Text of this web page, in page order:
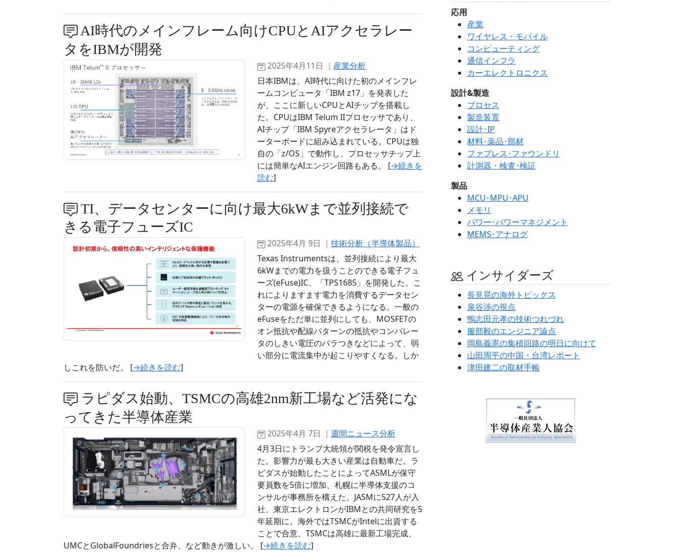
AI時代のメインフレーム向けCPUとAIアクセラレー
タをIBMが開発
2025年4月11日 ｜ 産業分析
日本IBMは、AI時代に向けた初のメインフレ
ームコンピュータ「IBM z17」を発表した
が、ここに新しいCPUとAIチップを搭載し
た。CPUはIBM Telum IIプロセッサであり、
AIチップ「IBM Spyreアクセラレータ」はド
ーターボードに組み込まれている。CPUは独
自の「z/OS」で動作し、プロセッサチップ上
には簡単なAIエンジン回路もある。 [→続きを
読む]
TI、データセンターに向け最大6kWまで並列接続で
きる電子フューズIC
2025年4月 9日 ｜ 技術分析（半導体製品）
Texas Instrumentsは、並列接続により最大
6kWまでの電力を扱うことのできる電子フュ
ーズ(eFuse)IC、「TPS1685」を開発した。こ
れによりますます電力を消費するデータセン
ターの電源を確保できるようになる。一般の
eFuseをただ単に並列にしても、MOSFETの
オン抵抗や配線パターンの抵抗やコンパレー
タのしきい電圧のバラつきなどによって、弱
い部分に電流集中が起こりやすくなる。しか
しこれを防いだ。 [→続きを読む]
ラピダス始動、TSMCの高雄2nm新工場など活発にな
ってきた半導体産業
2025年4月 7日 ｜ 週間ニュース分析
4月3日にトランプ大統領が関税を発令宣言し
た。影響力が最も大きい産業は自動車だ。ラ
ピダスが始動したことによってASMLが保守
要員数を5倍に増加、札幌に半導体支援のコ
ンサルが事務所を構えた。JASMに527人が入
社、東京エレクトロンがIBMとの共同研究を5
年延期に。海外ではTSMCがIntelに出資する
ことで合意、TSMCは高雄に最新工場完成、
UMCとGlobalFoundriesと合弁、など動きが激しい。 [→続きを読む]
応用
産業
ワイヤレス・モバイル
コンピューティング
通信インフラ
カーエレクトロニクス
設計&製造
プロセス
製造装置
設計･IP
材料･薬品･部材
ファブレス･ファウンドリ
計測器・検査･検証
製品
MCU･MPU･APU
メモリ
パワー･パワーマネジメント
MEMS･アナログ
インサイダーズ
長見晃の海外トピックス
泉谷渉の視点
鴨志田元孝の技術つれづれ
服部毅のエンジニア論点
岡島義憲の集積回路の明日に向けて
山田周平の中国・台湾レポート
津田建二の取材手帳